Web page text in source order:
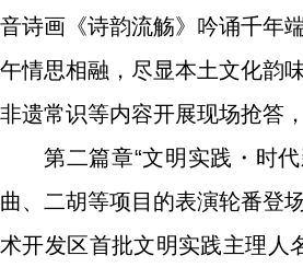
音诗画《诗韵流觞》吟诵千年
午情思相融，尽显本土文化韵
非遗常识等内容开展现场抢答
第二篇章“文明实践・时
曲、二胡等项目的表演轮番登
术开发区首批文明实践主理人